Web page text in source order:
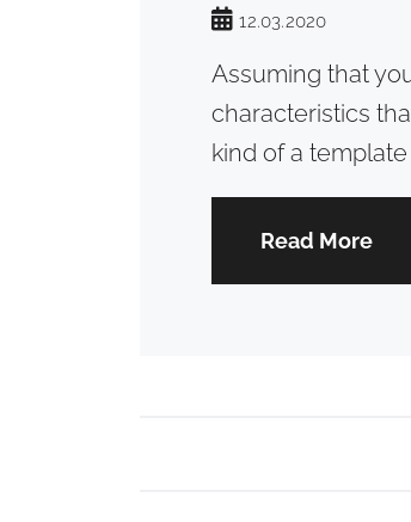
12.03.2020
Assuming that
characteristics
kind of a template
Read More